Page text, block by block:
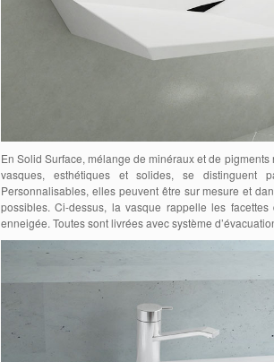
En Solid Surface, mélange de minéraux et de
vasques, esthétiques et solides, se distinguent
Personnalisables, elles peuvent être sur mesure et
possibles. Ci-dessus, la vasque rappelle les
enneigée. Toutes sont livrées avec système